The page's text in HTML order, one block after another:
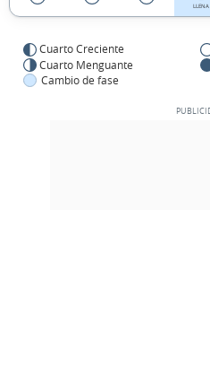
LLENA
Cuarto Creciente
Cuarto Menguante
Cambio de fase